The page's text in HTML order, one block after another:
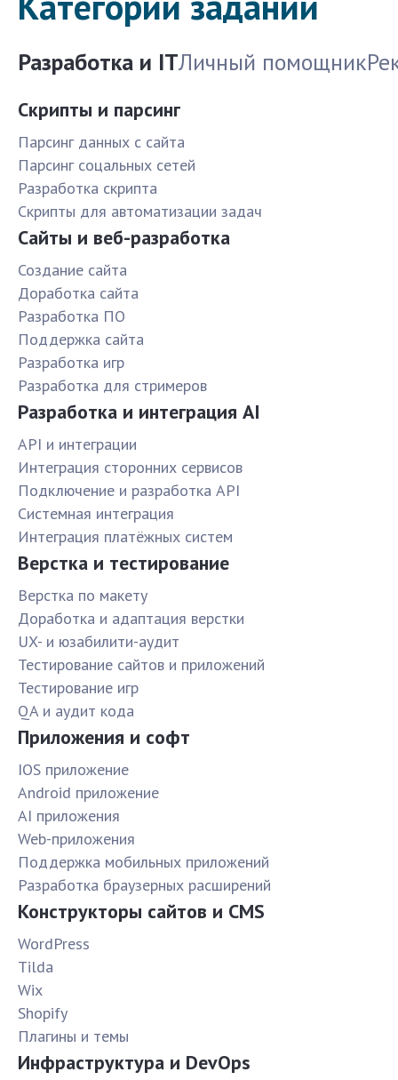
Разработка и ITЛичный помощник
Скрипты и парсинг
Парсинг данных с сайта
Парсинг соцальных сетей
Разработка скрипта
Скрипты для автоматизации задач
Сайты и веб-разработка
Создание сайта
Доработка сайта
Разработка ПО
Поддержка сайта
Разработка игр
Разработка для стримеров
Разработка и интеграция AI
API и интеграции
Интеграция сторонних сервисов
Подключение и разработка API
Системная интеграция
Интеграция платёжных систем
Верстка и тестирование
Верстка по макету
Доработка и адаптация верстки
UX- и юзабилити-аудит
Тестирование сайтов и приложений
Тестирование игр
QA и аудит кода
Приложения и софт
IOS приложение
Android приложение
AI приложения
Web-приложения
Поддержка мобильных приложений
Разработка браузерных расширений
Конструкторы сайтов и CMS
WordPress
Tilda
Wix
Shopify
Плагины и темы
Инфраструктура и DevOps